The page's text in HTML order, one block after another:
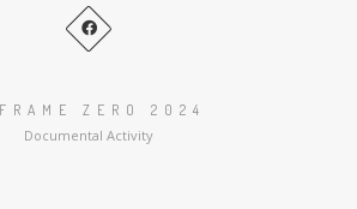
ZERO 2024
Documental Activity